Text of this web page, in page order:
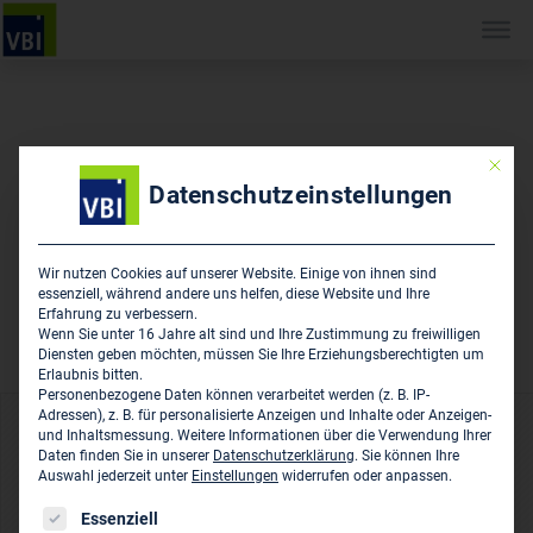
‹ Zurück zur Übersicht
VBI-Magazin 09/10 2016
Mit
Datenschutzeinstellungen
Wir nutzen Cookies auf unserer Website. Einige von ihnen sind
essenziell, während andere uns helfen, diese Website und Ihre
Erfahrung zu verbessern.
Wenn Sie unter 16 Jahre alt sind und Ihre Zustimmung zu freiwilligen
Diensten geben möchten, müssen Sie Ihre Erziehungsberechtigten um
Erlaubnis bitten.
Personenbezogene Daten können verarbeitet werden (z. B. IP-
Adressen), z. B. für personalisierte Anzeigen und Inhalte oder Anzeigen-
und Inhaltsmessung. Weitere Informationen über die Verwendung Ihrer
Daten finden Sie in unserer Datenschutzerklärung. Sie können Ihre
Auswahl jederzeit unter Einstellungen widerrufen oder anpassen.
Es folgt eine Liste der Service-Gruppen, für die eine
Essenziell